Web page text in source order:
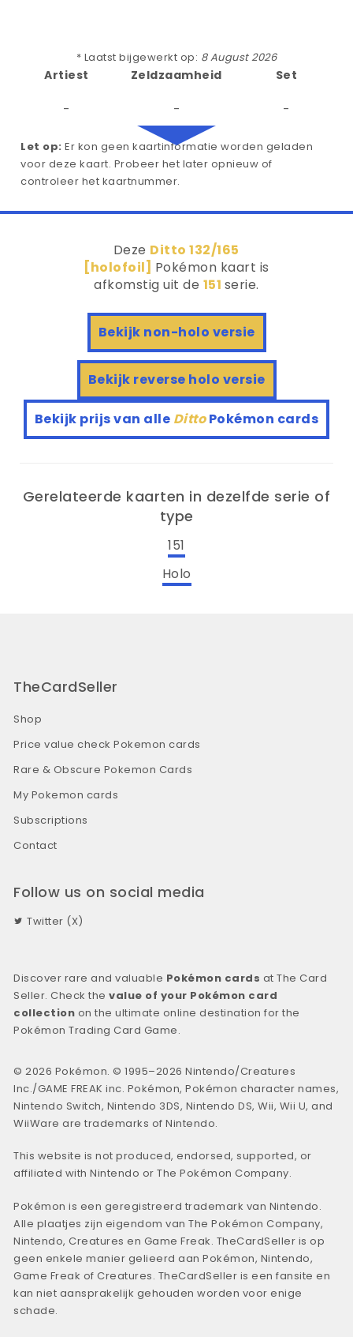
* Laatst bijgewerkt op: 8 August 2026
Artiest
-
Zeldzaamheid
-
Set
-
Let op: Er kon geen kaartinformatie worden geladen
voor deze kaart. Probeer het later opnieuw of
controleer het kaartnummer.
Deze Ditto 132/165
[holofoil] Pokémon kaart is
afkomstig uit de 151 serie.
Bekijk non-holo versie
Bekijk reverse holo versie
Bekijk prijs van alle DittoPokémon cards
Gerelateerde kaarten in dezelfde serie of
type
151
Holo
TheCardSeller
Shop
Price value check Pokemon cards
Rare & Obscure Pokemon Cards
My Pokemon cards
Subscriptions
Contact
Follow us on social media
Twitter (X)
Discover rare and valuable Pokémon cards at The Card
Seller. Check thevalue of your Pokémon card
collection on the ultimate online destination for the
Pokémon Trading Card Game.
© 2026 Pokémon. © 1995–2026 Nintendo/Creatures
Inc./GAME FREAK inc. Pokémon, Pokémon character names,
Nintendo Switch, Nintendo 3DS, Nintendo DS, Wii, Wii U, and
WiiWare are trademarks of Nintendo.
This website is not produced, endorsed, supported, or
affiliated with Nintendo or The Pokémon Company.
Pokémon is een geregistreerd trademark van Nintendo.
Alle plaatjes zijn eigendom van The Pokémon Company,
Nintendo, Creatures en Game Freak. TheCardSeller is op
geen enkele manier gelieerd aan Pokémon, Nintendo,
Game Freak of Creatures. TheCardSeller is een fansite en
kan niet aansprakelijk gehouden worden voor enige
schade.